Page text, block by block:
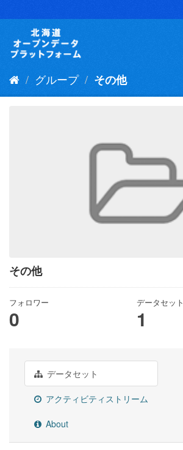
キ
グループ その他
その他
フォロワー
0
データセット
1
データセット
アクティビティストリーム
About